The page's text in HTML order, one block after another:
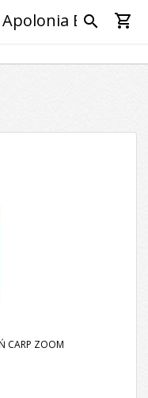
Bytom
search shopping_cart
CARP ZOOM